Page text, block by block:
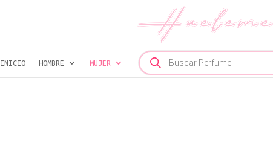
INICIO HOMBRE MUJER
Búsqueda
de
productos